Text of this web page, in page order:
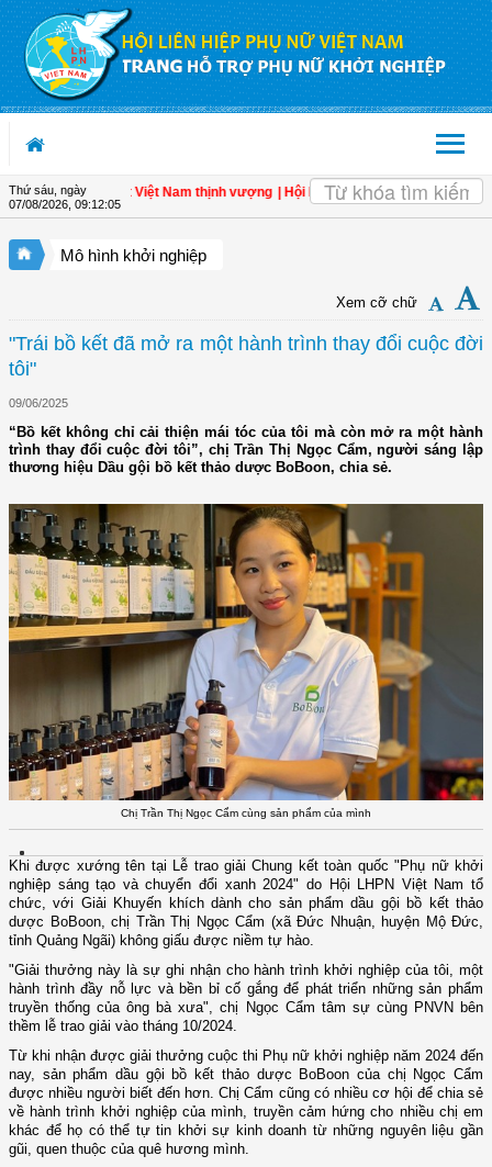
Truy cập nội dung luôn
Thứ sáu, ngày
07/08/2026 09:12:06
bẩy cho một Việt Nam thịnh vượng | Hội LHPN tỉnh Kiên Giang biểu dương
Mô hình khởi nghiệp
Xem cỡ chữ
"Trái bồ kết đã mở ra một hành trình thay đổi cuộc đời
tôi"
09/06/2025
“Bồ kết không chỉ cải thiện mái tóc của tôi mà còn mở ra một hành
trình thay đổi cuộc đời tôi”, chị Trần Thị Ngọc Cẩm, người sáng lập
thương hiệu Dầu gội bồ kết thảo dược BoBoon, chia sẻ.
Chị Trần Thị Ngọc Cẩm cùng sản phẩm của mình
Khi được xướng tên tại Lễ trao giải Chung kết toàn quốc "Phụ nữ khởi
nghiệp sáng tạo và chuyển đổi xanh 2024" do Hội LHPN Việt Nam tổ
chức, với Giải Khuyến khích dành cho sản phẩm dầu gội bồ kết thảo
dược BoBoon, chị Trần Thị Ngọc Cẩm (xã Đức Nhuận, huyện Mộ Đức,
tỉnh Quảng Ngãi) không giấu được niềm tự hào.
"Giải thưởng này là sự ghi nhận cho hành trình khởi nghiệp của tôi, một
hành trình đầy nỗ lực và bền bỉ cố gắng để phát triển những sản phẩm
truyền thống của ông bà xưa", chị Ngọc Cẩm tâm sự cùng PNVN bên
thềm lễ trao giải vào tháng 10/2024.
Từ khi nhận được giải thưởng cuộc thi Phụ nữ khởi nghiệp năm 2024 đến
nay, sản phẩm dầu gội bồ kết thảo dược BoBoon của chị Ngọc Cẩm
được nhiều người biết đến hơn. Chị Cẩm cũng có nhiều cơ hội để chia sẻ
về hành trình khởi nghiệp của mình, truyền cảm hứng cho nhiều chị em
khác để họ có thể tự tin khởi sự kinh doanh từ những nguyên liệu gần
gũi, quen thuộc của quê hương mình.